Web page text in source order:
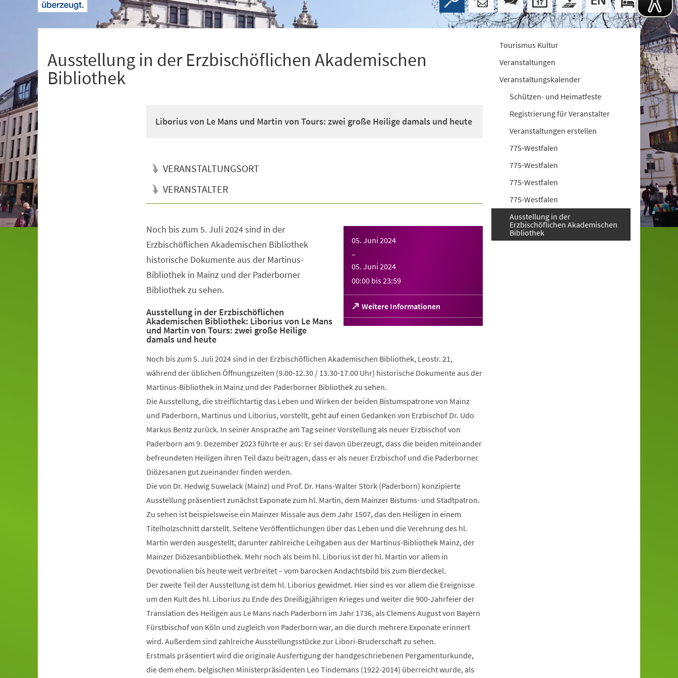
Ausstellung in der Erzbischöflichen Akademischen
Bibliothek
Liborius von Le Mans und Martin von Tours: zwei große Heilige damals und heute
VERANSTALTUNGSORT
VERANSTALTER
05. Juni 2024
–
05. Juni 2024
00:00 bis23:59
Weitere Informationen
(Öffnet
in
einem
Noch bis zum 5. Juli 2024 sind in der
Erzbischöflichen Akademischen Bibliothek
historische Dokumente aus der Martinus-
Bibliothek in Mainz und der Paderborner
Bibliothek zu sehen.
Ausstellung in der Erzbischöflichen
Akademischen Bibliothek: Liborius von Le Mans
und Martin von Tours: zwei große Heilige
damals und heute
Noch bis zum 5. Juli 2024 sind in der Erzbischöflichen Akademischen Bibliothek, Leostr. 21,
während der üblichen Öffnungszeiten (9.00-12.30 / 13.30-17.00 Uhr) historische Dokumente aus der
Martinus-Bibliothek in Mainz und der Paderborner Bibliothek zu sehen.
Die Ausstellung, die streiflichtartig das Leben und Wirken der beiden Bistumspatrone von Mainz
und Paderborn, Martinus und Liborius, vorstellt, geht auf einen Gedanken von Erzbischof Dr. Udo
Markus Bentz zurück. In seiner Ansprache am Tag seiner Vorstellung als neuer Erzbischof von
Paderborn am 9. Dezember 2023 führte er aus: Er sei davon überzeugt, dass die beiden miteinander
befreundeten Heiligen ihren Teil dazu beitragen, dass er als neuer Erzbischof und die Paderborner
Diözesanen gut zueinander finden werden.
Die von Dr. Hedwig Suwelack (Mainz) und Prof. Dr. Hans-Walter Stork (Paderborn) konzipierte
Ausstellung präsentiert zunächst Exponate zum hl. Martin, dem Mainzer Bistums- und Stadtpatron.
Zu sehen ist beispielsweise ein Mainzer Missale aus dem Jahr 1507, das den Heiligen in einem
Titelholzschnitt darstellt. Seltene Veröffentlichungen über das Leben und die Verehrung des hl.
Martin werden ausgestellt, darunter zahlreiche Leihgaben aus der Martinus-Bibliothek Mainz, der
Mainzer Diözesanbibliothek. Mehr noch als beim hl. Liborius ist der hl. Martin vor allem in
Devotionalien bis heute weit verbreitet – vom barocken Andachtsbild bis zum Bierdeckel.
Der zweite Teil der Ausstellung ist dem hl. Liborius gewidmet. Hier sind es vor allem die Ereignisse
um den Kult des hl. Liborius zu Ende des Dreißigjährigen Krieges und weiter die 900-Jahrfeier der
Translation des Heiligen aus Le Mans nach Paderborn im Jahr 1736, als Clemens August von Bayern
Fürstbischof von Köln und zugleich von Paderborn war, an die durch mehrere Exponate erinnert
wird. Außerdem sind zahlreiche Ausstellungsstücke zur Libori-Bruderschaft zu sehen.
Erstmals präsentiert wird die originale Ausfertigung der handgeschriebenen Pergamenturkunde,
die dem ehem. belgischen Ministerpräsidenten Leo Tindemans (1922-2014) überreicht wurde, als
Tourismus Kultur
Veranstaltungen
Veranstaltungskalender
Schützen- und Heimatfeste
Registrierung für Veranstalter
Veranstaltungen erstellen
775-Westfalen
775-Westfalen
775-Westfalen
775-Westfalen
Ausstellung in der
Erzbischöflichen Akademischen
Bibliothek